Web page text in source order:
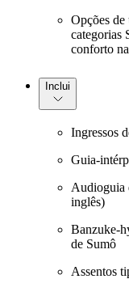
Opções de
categorias
conforto
Inclui
Ingressos
Guia-
Audioguia
inglês)
Banzuke-
de Sumô
Assentos